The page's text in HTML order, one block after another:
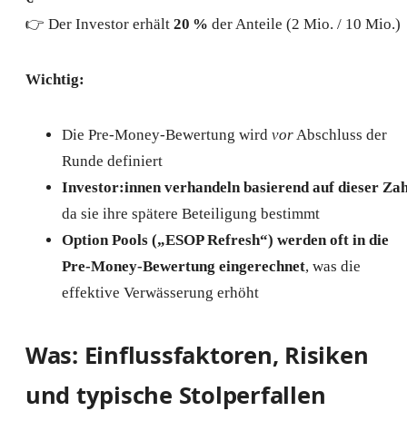
👉 Der Investor erhält 20 % der Anteile (2 Mio. / 10 Mio.)
Wichtig:
Die Pre-Money-Bewertung wird vorAbschluss der
Runde definiert
Investor:innen verhandeln basierend auf dieser
da sie ihre spätere Beteiligung bestimmt
Option Pools („ESOP Refresh“) werden oft in die
Pre-Money-Bewertung eingerechnet, was die
effektive Verwässerung erhöht
Was: Einflussfaktoren, Risiken
und typische Stolperfallen